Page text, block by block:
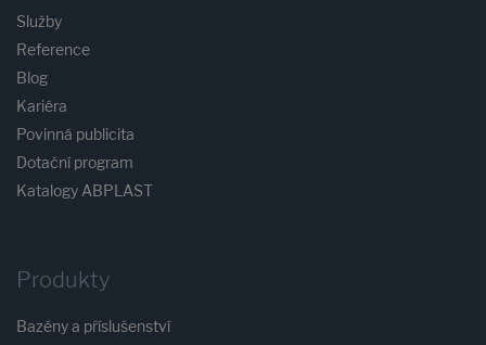
Služby
Reference
Blog
Kariéra
Povinná publicita
Dotační program
Katalogy ABPLAST
Produkty
Bazény a příslušenství